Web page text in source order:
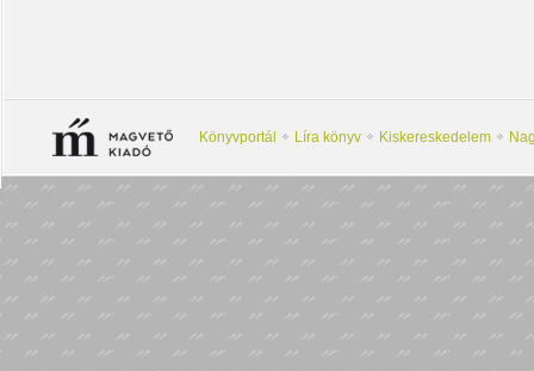
Könyvportál Líra könyv Kiskereskedelem